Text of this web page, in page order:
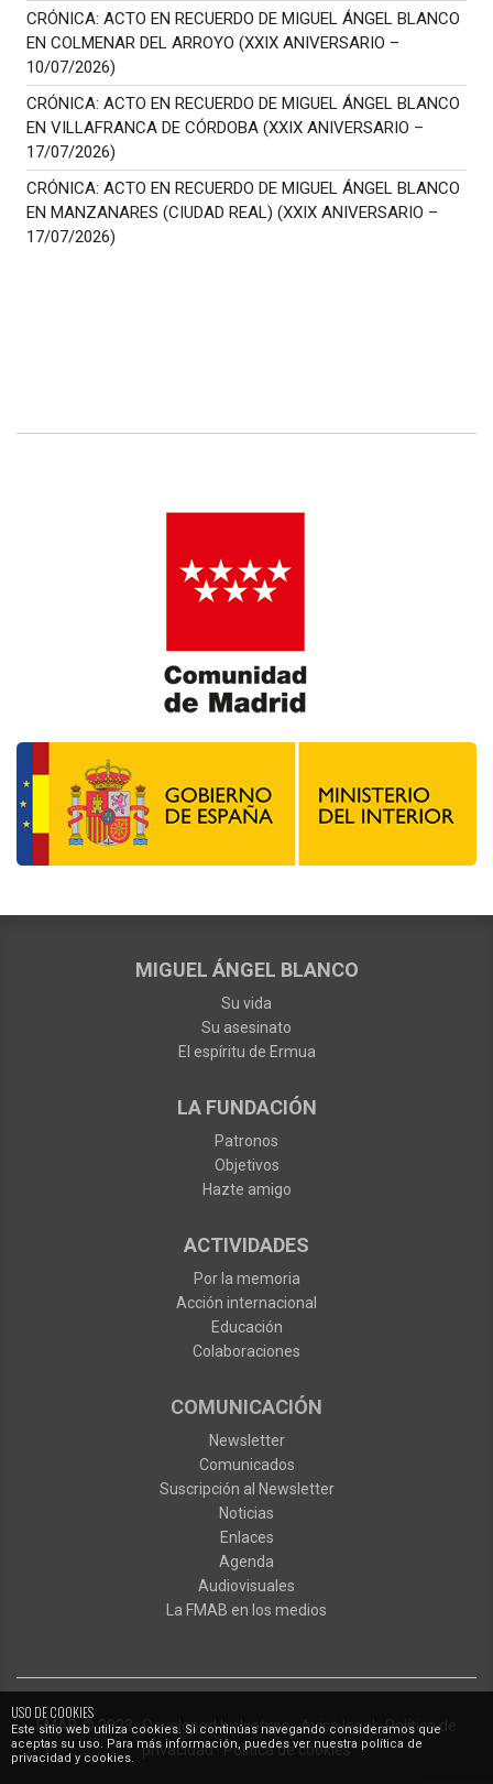
USO DE COOKIES
Este sitio web utiliza cookies. Si continúas navegando consideramos que
aceptas su uso. Para más información, puedes ver nuestra política de
privacidad y cookies.
CRÓNICA: ACTO EN RECUERDO DE MIGUEL ÁNGEL BLANCO
EN COLMENAR DEL ARROYO (XXIX ANIVERSARIO –
10/07/2026)
CRÓNICA: ACTO EN RECUERDO DE MIGUEL ÁNGEL BLANCO
EN VILLAFRANCA DE CÓRDOBA (XXIX ANIVERSARIO –
17/07/2026)
CRÓNICA: ACTO EN RECUERDO DE MIGUEL ÁNGEL BLANCO
EN MANZANARES (CIUDAD REAL) (XXIX ANIVERSARIO –
17/07/2026)
MIGUEL ÁNGEL BLANCO
Su vida
Su asesinato
El espíritu de Ermua
LA FUNDACIÓN
Patronos
Objetivos
Hazte amigo
ACTIVIDADES
Por la memoria
Acción internacional
Educación
Colaboraciones
COMUNICACIÓN
Newsletter
Comunicados
Suscripción al Newsletter
Noticias
Enlaces
Agenda
Audiovisuales
La FMAB en los medios
FMAB© 2023·Developed byIxotype·Aviso legal·Política de
privacidad·Política de cookies